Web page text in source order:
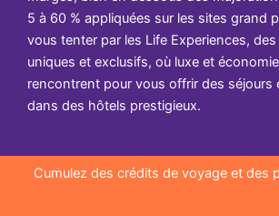
5 à 60 % appliquées sur les sites grand
vous tenter par les Life Experiences,
uniques et exclusifs, où luxe et
rencontrent pour vous offrir des séjours
dans des hôtels prestigieux.
Cumulez des crédits de voyage et des